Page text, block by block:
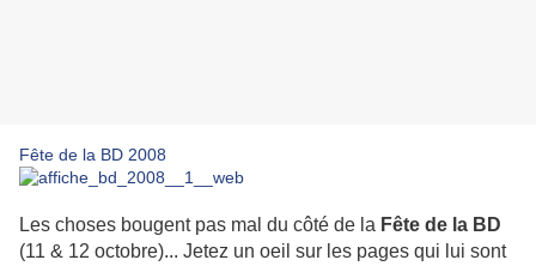
Fête de la BD 2008
Les choses bougent pas mal du côté de la Fête de la BD
(11 & 12 octobre)... Jetez un oeil sur les pages qui lui sont